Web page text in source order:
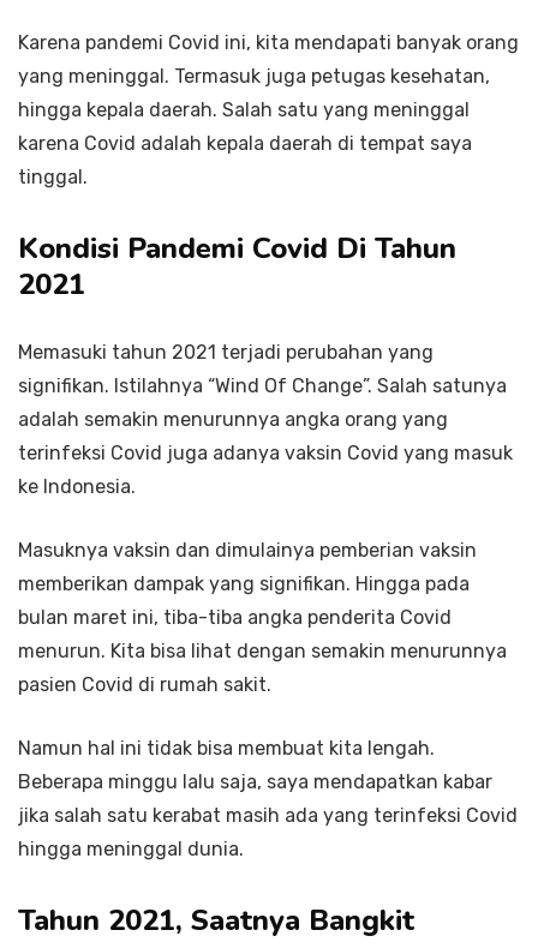
Karena pandemi Covid ini, kita mendapati banyak orang
yang meninggal. Termasuk juga petugas kesehatan,
hingga kepala daerah. Salah satu yang meninggal
karena Covid adalah kepala daerah di tempat saya
tinggal.
Kondisi Pandemi Covid Di Tahun
2021
Memasuki tahun 2021 terjadi perubahan yang
signifikan. Istilahnya “Wind Of Change”. Salah satunya
adalah semakin menurunnya angka orang yang
terinfeksi Covid juga adanya vaksin Covid yang masuk
ke Indonesia.
Masuknya vaksin dan dimulainya pemberian vaksin
memberikan dampak yang signifikan. Hingga pada
bulan maret ini, tiba-tiba angka penderita Covid
menurun. Kita bisa lihat dengan semakin menurunnya
pasien Covid di rumah sakit.
Namun hal ini tidak bisa membuat kita lengah.
Beberapa minggu lalu saja, saya mendapatkan kabar
jika salah satu kerabat masih ada yang terinfeksi Covid
hingga meninggal dunia.
Tahun 2021, Saatnya Bangkit